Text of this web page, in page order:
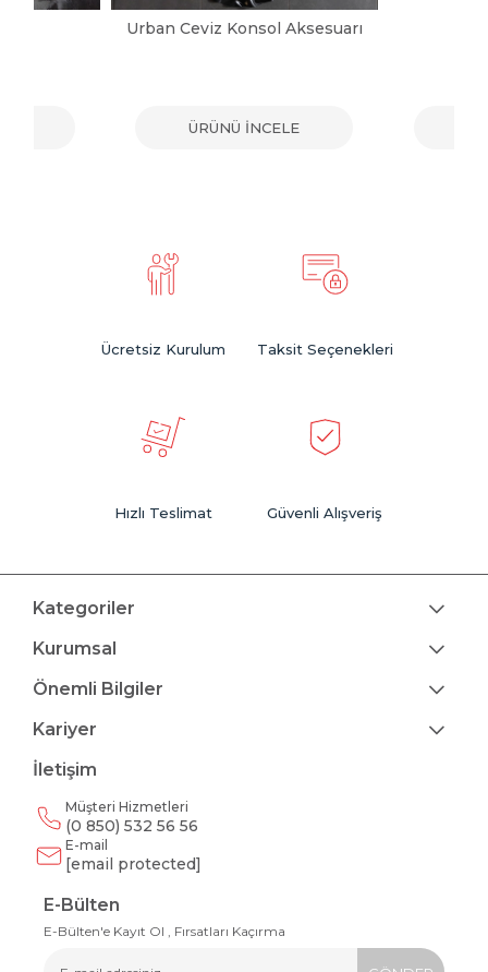
Urban Ceviz Konsol Aksesuarı
ÜRÜNÜ İNCELE
Ücretsiz Kurulum Taksit Seçenekleri
Hızlı Teslimat Güvenli Alışveriş
Kategoriler
Kurumsal
Önemli Bilgiler
Kariyer
İletişim
Müşteri Hizmetleri
(0 850) 532 56 56
E-mail
[email protected]
E-Bülten
E-Bülten'e Kayıt Ol , Fırsatları Kaçırma